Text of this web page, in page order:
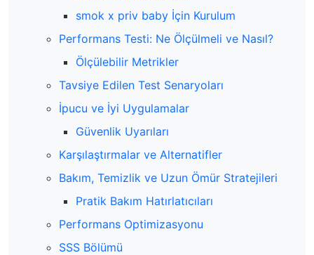
smok x priv baby İçin Kurulum
Performans Testi: Ne Ölçülmeli ve Nasıl?
Ölçülebilir Metrikler
Tavsiye Edilen Test Senaryoları
İpucu ve İyi Uygulamalar
Güvenlik Uyarıları
Karşılaştırmalar ve Alternatifler
Bakım, Temizlik ve Uzun Ömür Stratejileri
Pratik Bakım Hatırlatıcıları
Performans Optimizasyonu
SSS Bölümü